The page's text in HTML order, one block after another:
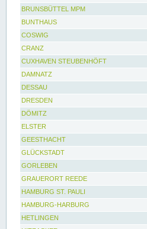
BRUNSBÜTTEL MPM
BUNTHAUS
COSWIG
CRANZ
CUXHAVEN STEUBENHÖFT
DAMNATZ
DESSAU
DRESDEN
DÖMITZ
ELSTER
GEESTHACHT
GLÜCKSTADT
GORLEBEN
GRAUERORT REEDE
HAMBURG ST. PAULI
HAMBURG-HARBURG
HETLINGEN